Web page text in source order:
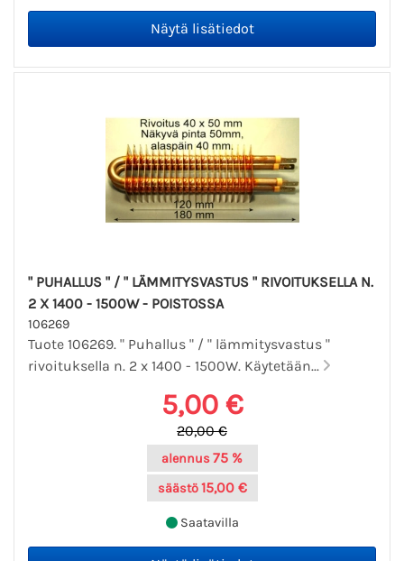
" PUHALLUS " / " LÄMMITYSVASTUS " RIVOITUKSELLA N.
2 X 1400 - 1500W - POISTOSSA
106269
Tuote 106269. " Puhallus " / " lämmitysvastus "
rivoituksella n. 2 x 1400 - 1500W. Käytetään...
5,00 €
20,00 €
alennus75 %
säästö 15,00 €
Saatavilla